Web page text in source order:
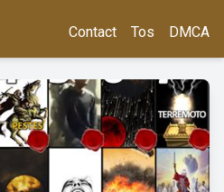
Contact Tos DMCA